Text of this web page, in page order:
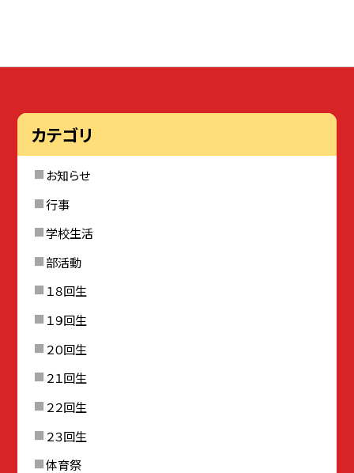
カテゴリ
お知らせ
行事
学校生活
部活動
１８回生
１９回生
２０回生
２１回生
２２回生
２３回生
体育祭